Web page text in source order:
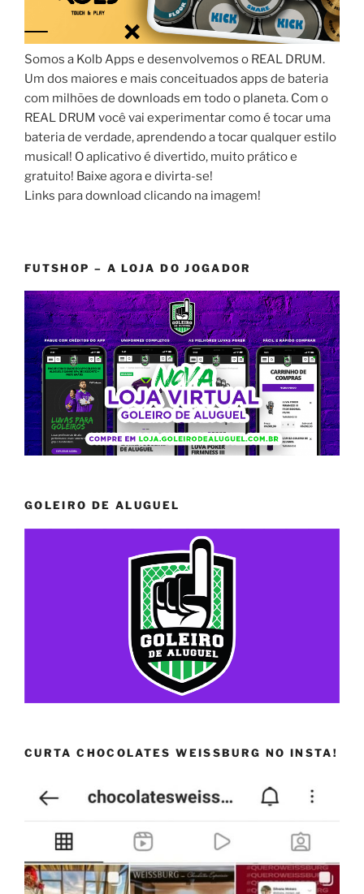
Somos a Kolb Apps e desenvolvemos o REAL DRUM.
Um dos maiores e mais conceituados apps de bateria
com milhões de downloads em todo o planeta. Com o
REAL DRUM você vai experimentar como é tocar uma
bateria de verdade, aprendendo a tocar qualquer estilo
musical! O aplicativo é divertido, muito prático e
gratuito! Baixe agora e divirta-se!
Links para download clicando na imagem!
FUTSHOP – A LOJA DO JOGADOR
GOLEIRO DE ALUGUEL
CURTA CHOCOLATES WEISSBURG NO INSTA!